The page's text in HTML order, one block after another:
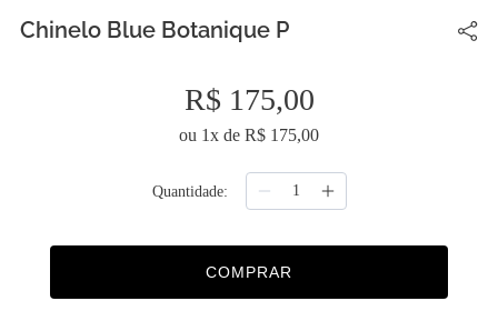
Chinelo Blue Botanique P
R$ 175,00
ou 1x de R$ 175,00
Quantidade
COMPRAR
4º
urban
5º
capa duvet
6º
edredon
7º
difusor
8º
necessaire
9 º
monet